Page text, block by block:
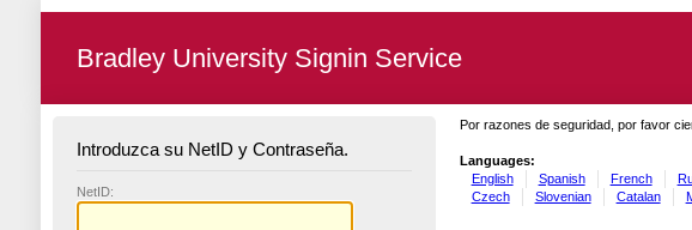
Bradley University Signin Service
Introduzca su NetID y Contraseña.
NetID:
Por razones de seguridad, por favor
Languages:
English
Spanish French
Czech
Slovenian Catalan